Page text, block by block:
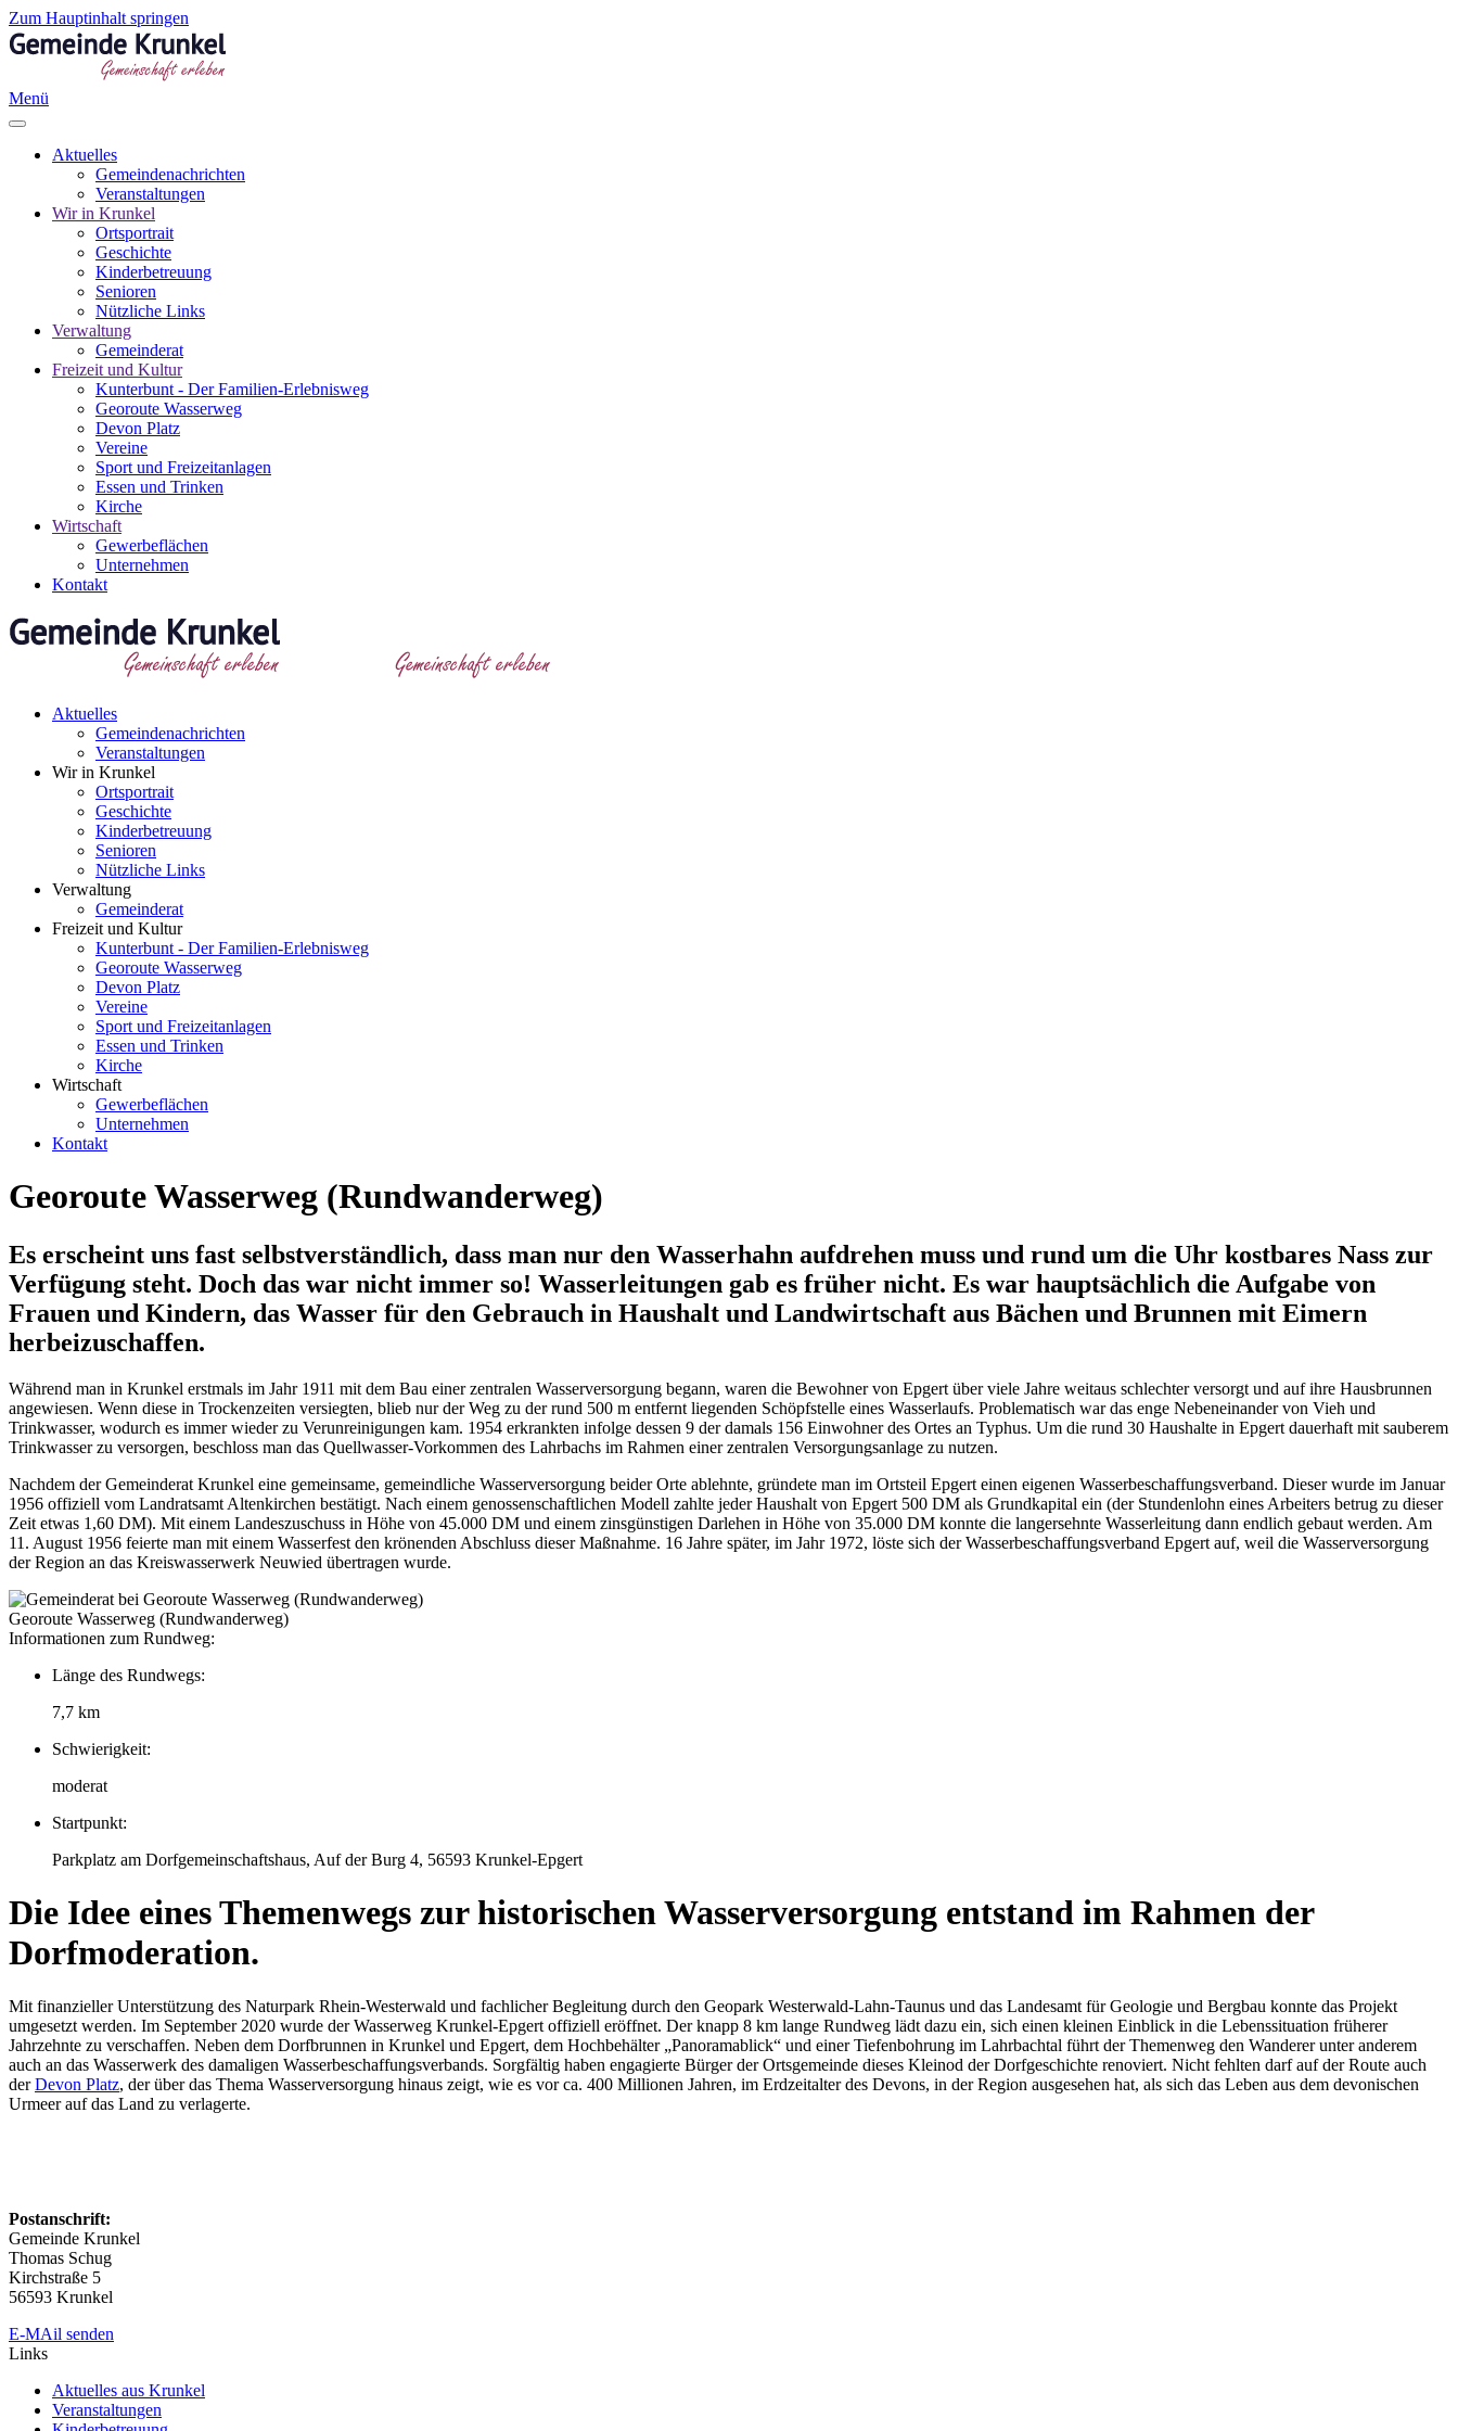
Zum Hauptinhalt springen
Menü
Aktuelles
Gemeindenachrichten
Veranstaltungen
Wir in Krunkel
Ortsportrait
Geschichte
Kinderbetreuung
Senioren
Nützliche Links
Verwaltung
Gemeinderat
Freizeit und Kultur
Kunterbunt - Der Familien-Erlebnisweg
Georoute Wasserweg
Devon Platz
Vereine
Sport und Freizeitanlagen
Essen und Trinken
Kirche
Wirtschaft
Gewerbeflächen
Unternehmen
Kontakt
Aktuelles
Gemeindenachrichten
Veranstaltungen
Wir in Krunkel
Ortsportrait
Geschichte
Kinderbetreuung
Senioren
Nützliche Links
Verwaltung
Gemeinderat
Freizeit und Kultur
Kunterbunt - Der Familien-Erlebnisweg
Georoute Wasserweg
Devon Platz
Vereine
Sport und Freizeitanlagen
Essen und Trinken
Kirche
Wirtschaft
Gewerbeflächen
Unternehmen
Kontakt
Georoute Wasserweg (Rundwanderweg)
Es erscheint uns fast selbstverständlich, dass man nur den Wasserhahn aufdrehen muss und rund um die Uhr kostbares Nass zur
Verfügung steht. Doch das war nicht immer so! Wasserleitungen gab es früher nicht. Es war hauptsächlich die Aufgabe von
Frauen und Kindern, das Wasser für den Gebrauch in Haushalt und Landwirtschaft aus Bächen und Brunnen mit Eimern
herbeizuschaffen.
Während man in Krunkel erstmals im Jahr 1911 mit dem Bau einer zentralen Wasserversorgung begann, waren die Bewohner von Epgert über viele Jahre weitaus schlechter versorgt und auf ihre Hausbrunnen
angewiesen. Wenn diese in Trockenzeiten versiegten, blieb nur der Weg zu der rund 500 m entfernt liegenden Schöpfstelle eines Wasserlaufs. Problematisch war das enge Nebeneinander von Vieh und
Trinkwasser, wodurch es immer wieder zu Verunreinigungen kam. 1954 erkrankten infolge dessen 9 der damals 156 Einwohner des Ortes an Typhus. Um die rund 30 Haushalte in Epgert dauerhaft mit sauberem
Trinkwasser zu versorgen, beschloss man das Quellwasser-Vorkommen des Lahrbachs im Rahmen einer zentralen Versorgungsanlage zu nutzen.
Nachdem der Gemeinderat Krunkel eine gemeinsame, gemeindliche Wasserversorgung beider Orte ablehnte, gründete man im Ortsteil Epgert einen eigenen Wasserbeschaffungsverband. Dieser wurde im Januar
1956 offiziell vom Landratsamt Altenkirchen bestätigt. Nach einem genossenschaftlichen Modell zahlte jeder Haushalt von Epgert 500 DM als Grundkapital ein (der Stundenlohn eines Arbeiters betrug zu dieser
Zeit etwas 1,60 DM). Mit einem Landeszuschuss in Höhe von 45.000 DM und einem zinsgünstigen Darlehen in Höhe von 35.000 DM konnte die langersehnte Wasserleitung dann endlich gebaut werden. Am
11. August 1956 feierte man mit einem Wasserfest den krönenden Abschluss dieser Maßnahme. 16 Jahre später, im Jahr 1972, löste sich der Wasserbeschaffungsverband Epgert auf, weil die Wasserversorgung
der Region an das Kreiswasserwerk Neuwied übertragen wurde.
Georoute Wasserweg (Rundwanderweg)
Informationen zum Rundweg:
Länge des Rundwegs:
7,7 km
Schwierigkeit:
moderat
Startpunkt:
Parkplatz am Dorfgemeinschaftshaus, Auf der Burg 4, 56593 Krunkel-Epgert
Die Idee eines Themenwegs zur historischen Wasserversorgung entstand im Rahmen der
Dorfmoderation.
Mit finanzieller Unterstützung des Naturpark Rhein-Westerwald und fachlicher Begleitung durch den Geopark Westerwald-Lahn-Taunus und das Landesamt für Geologie und Bergbau konnte das Projekt
umgesetzt werden. Im September 2020 wurde der Wasserweg Krunkel-Epgert offiziell eröffnet. Der knapp 8 km lange Rundweg lädt dazu ein, sich einen kleinen Einblick in die Lebenssituation früherer
Jahrzehnte zu verschaffen. Neben dem Dorfbrunnen in Krunkel und Epgert, dem Hochbehälter „Panoramablick“ und einer Tiefenbohrung im Lahrbachtal führt der Themenweg den Wanderer unter anderem
auch an das Wasserwerk des damaligen Wasserbeschaffungsverbands. Sorgfältig haben engagierte Bürger der Ortsgemeinde dieses Kleinod der Dorfgeschichte renoviert. Nicht fehlten darf auf der Route auch
derDevon Platz, der über das Thema Wasserversorgung hinaus zeigt, wie es vor ca. 400 Millionen Jahren, im Erdzeitalter des Devons, in der Region ausgesehen hat, als sich das Leben aus dem devonischen
Urmeer auf das Land zu verlagerte.
Postanschrift:
Gemeinde Krunkel
Thomas Schug
Kirchstraße 5
56593 Krunkel
E-MAil senden
Links
Aktuelles aus Krunkel
Veranstaltungen